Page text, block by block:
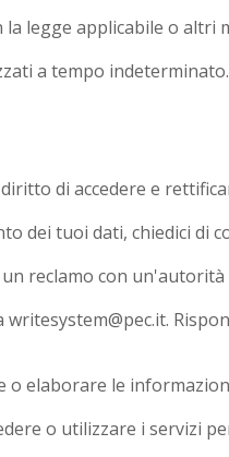
legge applicabile o
a tempo indeterminato.
di accedere e
dei tuoi dati, chiedici di
reclamo con
o elaborare le
o utilizzare i servizi